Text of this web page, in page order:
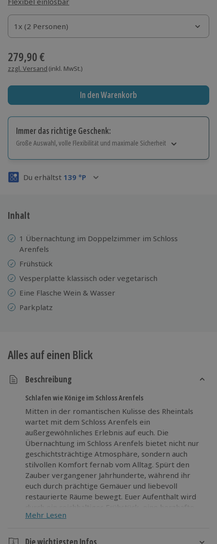
1x (2 Personen)
1x (2 Personen)
1x (2 Personen)
279,90 €
zzgl. Versand (inkl. MwSt.)
In den Warenkorb
Immer das richtige Geschenk:
Große Auswahl, volle Flexibilität und maximale Sicherheit
Volle Flexibilität
3 Jahre gültig & verlängerbar.
Du erhältst 139 °P
Inhalt
1 Übernachtung im Doppelzimmer im Schloss
Arenfels
Frühstück
Vesperplatte klassisch oder vegetarisch
Eine Flasche Wein & Wasser
Parkplatz
Alles auf einen Blick
Beschreibung
Schlafen wie Könige im Schloss Arenfels
Mitten in der romantischen Kulisse des Rheintals
wartet mit dem Schloss Arenfels ein
außergewöhnliches Erlebnis auf euch. Die
Übernachtung im Schloss Arenfels bietet nicht nur
geschichtsträchtige Atmosphäre, sondern auch
stilvollen Komfort fernab vom Alltag. Spürt den
Zauber vergangener Jahrhunderte, während ihr
euch durch prächtige Gemäuer und liebevoll
restaurierte Räume bewegt. Euer Aufenthalt wird
durch ein reichhaltiges Frühstück, eine herzhafte
Vesperplatte und eine Flasche Wein zum
lässt euch tief durchatmen und zur Ruhe kommen.
Mehr Lesen